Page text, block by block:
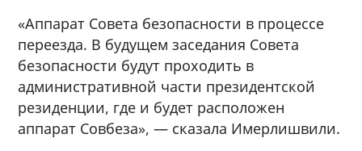
«Аппарат Совета безопасности в процессе
переезда. В будущем заседания Совета
безопасности будут проходить в
административной части президентской
резиденции, где и будет расположен
аппарат Совбеза», — сказала Имерлишвили.